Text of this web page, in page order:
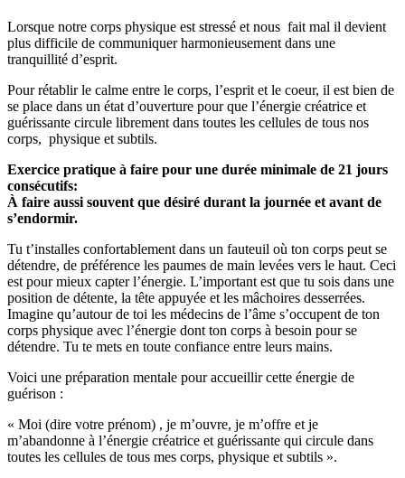
Lorsque notre corps physique est stressé et nous fait mal il devient
plus difficile de communiquer harmonieusement dans une
tranquillité d’esprit.
Pour rétablir le calme entre le corps, l’esprit et le coeur, il est bien de
se place dans un état d’ouverture pour que l’énergie créatrice et
guérissante circule librement dans toutes les cellules de tous nos
corps, physique et subtils.
Exercice pratique à faire pour une durée minimale de 21 jours
consécutifs:
À faire aussi souvent que désiré durant la journée et avant de
s’endormir.
Tu t’installes confortablement dans un fauteuil où ton corps peut se
détendre, de préférence les paumes de main levées vers le haut. Ceci
est pour mieux capter l’énergie. L’important est que tu sois dans une
position de détente, la tête appuyée et les mâchoires desserrées.
Imagine qu’autour de toi les médecins de l’âme s’occupent de ton
corps physique avec l’énergie dont ton corps à besoin pour se
détendre. Tu te mets en toute confiance entre leurs mains.
Voici une préparation mentale pour accueillir cette énergie de
guérison :
« Moi (dire votre prénom) , je m’ouvre, je m’offre et je
m’abandonne à l’énergie créatrice et guérissante qui circule dans
toutes les cellules de tous mes corps, physique et subtils ».